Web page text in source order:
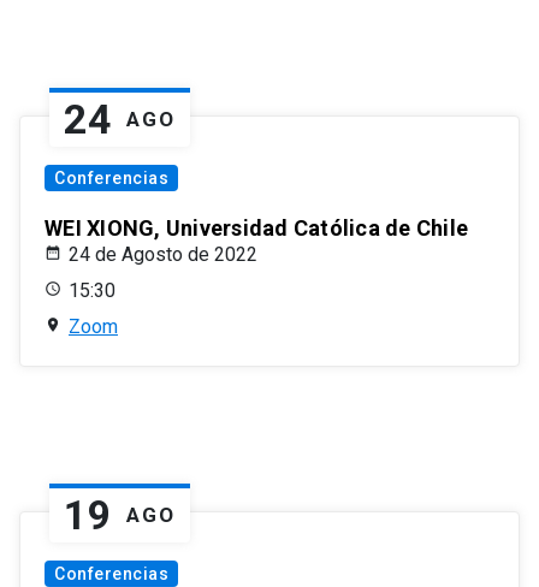
24 AGO
Conferencias
WEI XIONG, Universidad Católica de Chile
24 de Agosto de 2022
15:30
Zoom
19 AGO
Conferencias